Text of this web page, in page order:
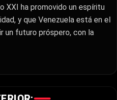
XXI ha promovido un espíritu
y que Venezuela está en el
un futuro próspero, con la